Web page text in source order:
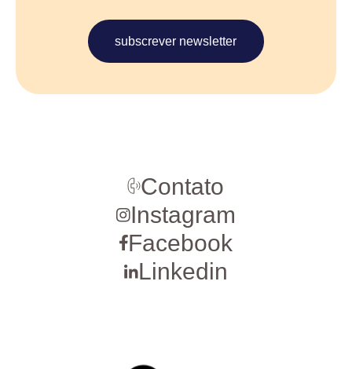
subscrever newsletter
Contato
Instagram
Facebook
Linkedin